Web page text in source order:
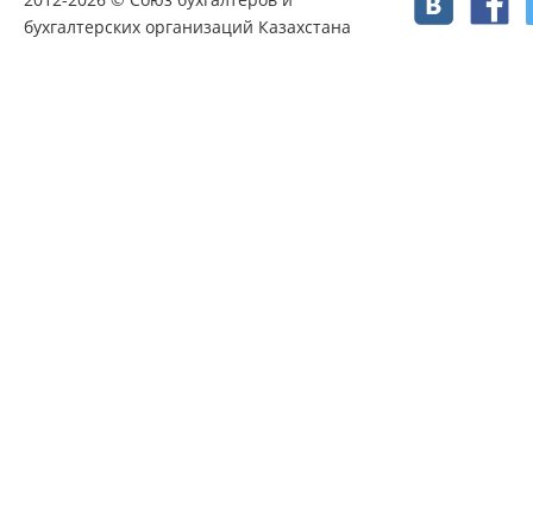
бухгалтерских организаций Казахстана